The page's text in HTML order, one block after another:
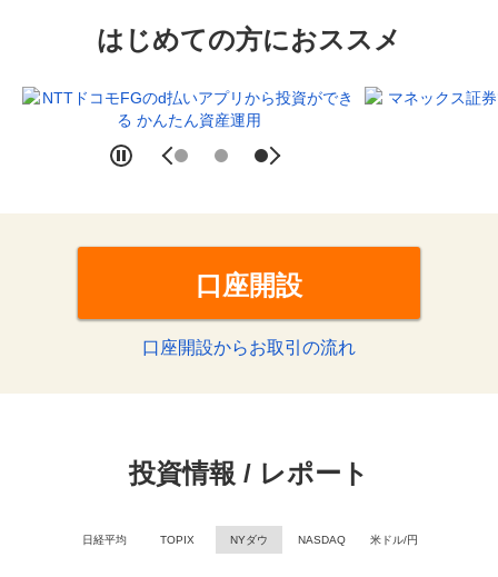
はじめての方におススメ
口座開設
口座開設からお取引の流れ
投資情報 / レポート
日経平均 TOPIX NYダウ NASDAQ 米ドル/円